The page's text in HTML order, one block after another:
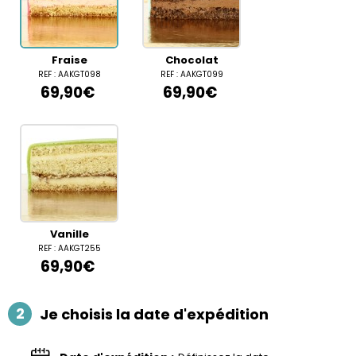
Fraise
REF : AAKGT098
69,90€
Chocolat
REF : AAKGT099
69,90€
Vanille
REF : AAKGT255
69,90€
2 Je choisis la date d'expédition